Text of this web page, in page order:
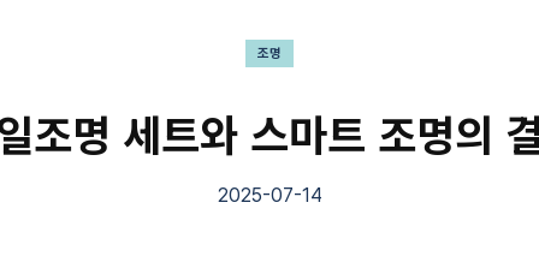
조명
조명 세트와 스마트 조명의
2025-07-14